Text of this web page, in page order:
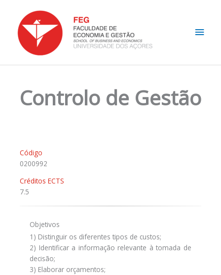
content
Controlo de Gestão
Código
0200992
Créditos ECTS
7.5
Objetivos
1) Distinguir os diferentes tipos de custos;
2) Identificar a informação relevante à tomada de
decisão;
3) Elaborar orçamentos;